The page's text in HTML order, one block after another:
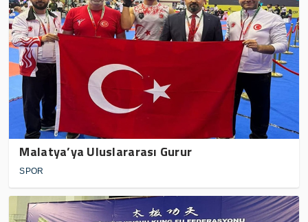
Malatya’ya Uluslararası Gurur
SPOR